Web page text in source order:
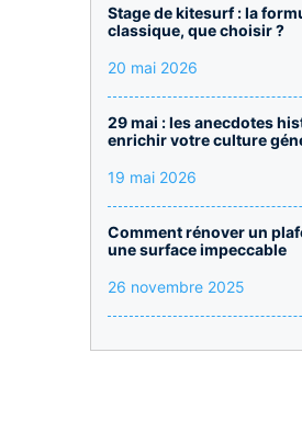
Stage de kitesurf : la
classique, que choisir ?
20 mai 2026
29 mai : les anecdotes
enrichir votre culture
19 mai 2026
Comment rénover un
une surface impeccable
26 novembre 2025